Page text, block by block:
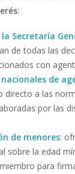
:
Secretaría
de todas las
con
de
directo a las
por las
de menores:
sobre la edad
para